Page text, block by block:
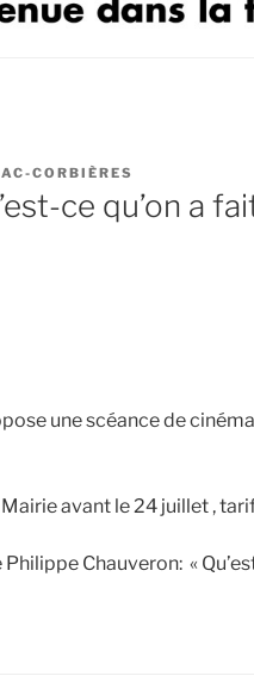
CORBIÈRES
ce qu’on a
une scéance de
avant le 24 juillet ,
Chauveron: «